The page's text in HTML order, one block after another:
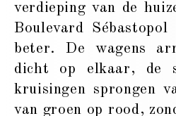
verdieping van de
Boulevard
beter. De wagens
dicht op elkaar, de
kruisingen sprongen
van groen op rood,